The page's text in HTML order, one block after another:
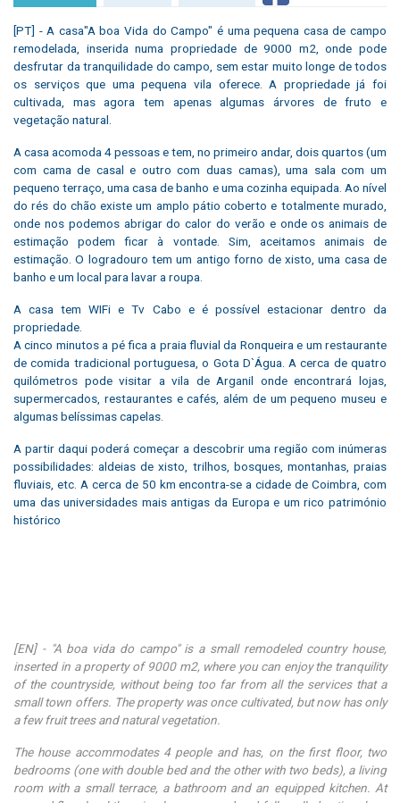
[PT] - A casa"A boa Vida do Campo" é uma pequena casa de campo
remodelada, inserida numa propriedade de 9000 m2, onde pode
desfrutar da tranquilidade do campo, sem estar muito longe de todos
os serviços que uma pequena vila oferece. A propriedade já foi
cultivada, mas agora tem apenas algumas árvores de fruto e
vegetação natural.
A casa acomoda 4 pessoas e tem, no primeiro andar, dois quartos (um
com cama de casal e outro com duas camas), uma sala com um
pequeno terraço, uma casa de banho e uma cozinha equipada. Ao nível
do rés do chão existe um amplo pátio coberto e totalmente murado,
onde nos podemos abrigar do calor do verão e onde os animais de
estimação podem ficar à vontade. Sim, aceitamos animais de
estimação. O logradouro tem um antigo forno de xisto, uma casa de
banho e um local para lavar a roupa.
A casa tem WIFi e Tv Cabo e é possível estacionar dentro da
propriedade.
A cinco minutos a pé fica a praia fluvial da Ronqueira e um restaurante
de comida tradicional portuguesa, o Gota D`Água. A cerca de quatro
quilómetros pode visitar a vila de Arganil onde encontrará lojas,
supermercados, restaurantes e cafés, além de um pequeno museu e
algumas belíssimas capelas.
A partir daqui poderá começar a descobrir uma região com inúmeras
possibilidades: aldeias de xisto, trilhos, bosques, montanhas, praias
fluviais, etc. A cerca de 50 km encontra-se a cidade de Coimbra, com
uma das universidades mais antigas da Europa e um rico património
histórico
[EN] - "A boa vida do campo" is a small remodeled country house,
inserted in a property of 9000 m2, where you can enjoy the tranquility
of the countryside, without being too far from all the services that a
small town offers. The property was once cultivated, but now has only
a few fruit trees and natural vegetation.
The house accommodates 4 people and has, on the first floor, two
bedrooms (one with double bed and the other with two beds), a living
room with a small terrace, a bathroom and an equipped kitchen. At